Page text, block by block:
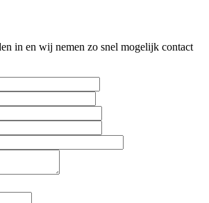
in en wij nemen zo snel mogelijk contact